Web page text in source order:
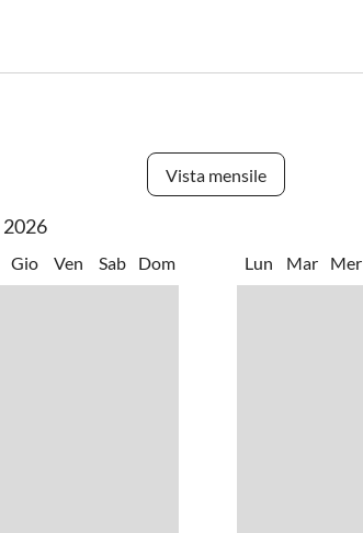
Vista mensile
2026
Gio Ven Sab Dom Lun Mar Mer